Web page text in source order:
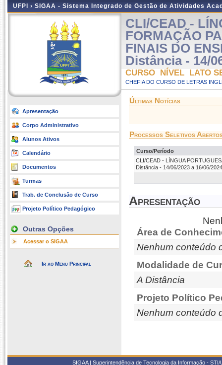
UFPI › SIGAA - Sistema Integrado de Gestão de Atividades
Apresentação
Corpo Administrativo
Alunos Ativos
Calendário
Documentos
Turmas
Trab. de Conclusão de Curso
Projeto Político Pedagógico
Outras Opções
Acessar o SIGAA
Ir ao Menu Principal
CLI/CEAD -
FORMAÇÃO
FINAIS DO
Distância - 14/
CURSO NÍVEL LATO
CHEFIA DO CURSO DE LETRAS
Últimas Notícias
Processos Seletivos
Curso/Período
CLI/CEAD - LÍNGUA
Distância - 14/06/2023 a 16/06/
Apresentação
Área de
Nenhum conteúdo
Modalidade de
A Distância
Projeto Político
Nenhum conteúdo
SIGAA | Superintendência de Tecnologia da Informação -